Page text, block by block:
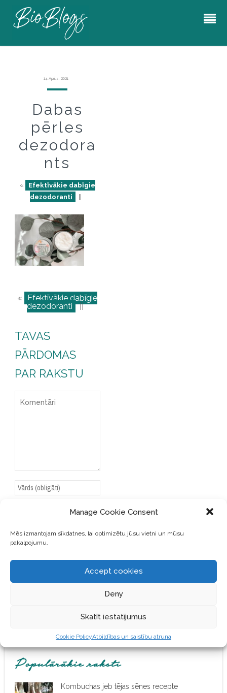
Manage Cookie Consent
Mēs izmantojam sīkdatnes, lai optimizētu jūsu vietni un mūsu
pakalpojumu.
Accept cookies
Deny
Skatīt iestatījumus
Cookie PolicyAtbildības un saistību atruna
14 Aprīlis, 2021
Dabas
pērles
dezodora
nts
«
Efektīvākie dabīgie
dezodoranti
«
Efektīvākie dabīgie
dezodoranti ||
TAVAS
PĀRDOMAS
PAR RAKSTU
SAGLABĀJIET MANU VĀRDU,
ŠAJĀ PĀRLŪKPROGRAMMĀ
VĒLĒŠOS PIEVIENOT
Populārākie raksti
Kombuchas jeb tējas sēnes recepte